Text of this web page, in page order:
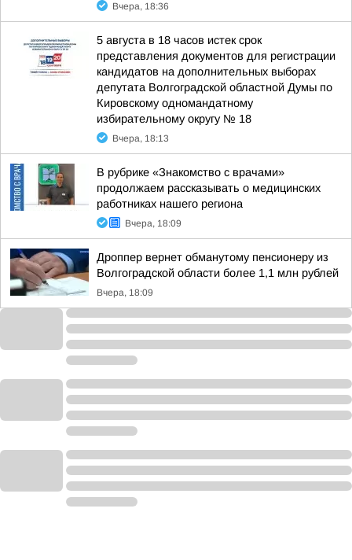
Вчера, 18:36
5 августа в 18 часов истек срок
представления документов для регистрации
кандидатов на дополнительных выборах
депутата Волгоградской областной Думы по
Кировскому одномандатному
избирательному округу № 18
Вчера, 18:13
В рубрике «Знакомство с врачами»
продолжаем рассказывать о медицинских
работниках нашего региона
Вчера, 18:09
Дроппер вернет обманутому пенсионеру из
Волгоградской области более 1,1 млн рублей
Вчера, 18:09